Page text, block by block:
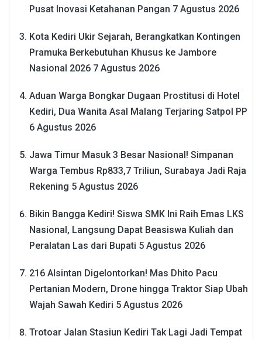
Pusat Inovasi Ketahanan Pangan 7 Agustus 2026
Kota Kediri Ukir Sejarah, Berangkatkan Kontingen
Pramuka Berkebutuhan Khusus ke Jambore
Nasional 2026 7 Agustus 2026
Aduan Warga Bongkar Dugaan Prostitusi di Hotel
Kediri, Dua Wanita Asal Malang Terjaring Satpol PP
6 Agustus 2026
Jawa Timur Masuk 3 Besar Nasional! Simpanan
Warga Tembus Rp833,7 Triliun, Surabaya Jadi Raja
Rekening 5 Agustus 2026
Bikin Bangga Kediri! Siswa SMK Ini Raih Emas LKS
Nasional, Langsung Dapat Beasiswa Kuliah dan
Peralatan Las dari Bupati 5 Agustus 2026
216 Alsintan Digelontorkan! Mas Dhito Pacu
Pertanian Modern, Drone hingga Traktor Siap Ubah
Wajah Sawah Kediri 5 Agustus 2026
Trotoar Jalan Stasiun Kediri Tak Lagi Jadi Tempat